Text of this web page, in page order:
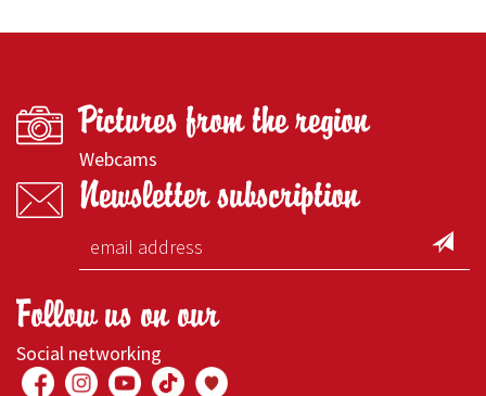
Pictures from the region
Webcams
Newsletter subscription
Follow us on our
Social networking